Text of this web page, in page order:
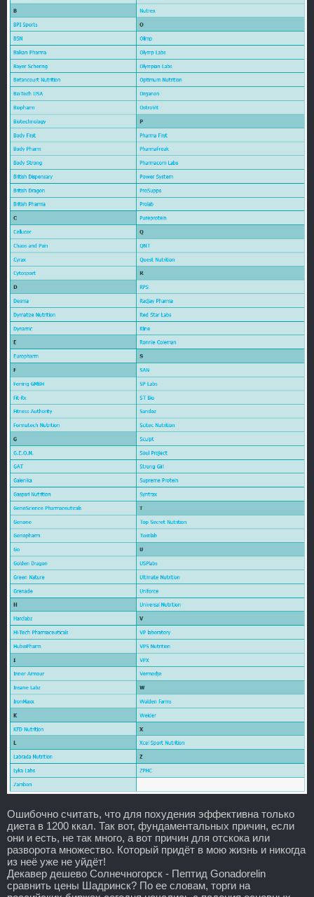
Ошибочно считать, что для похудения эффективна только
диета в 1200 ккал. Так вот, фундаментальных причин, если
они и есть, не так много, а вот причин для отскока или
разворота множество. Который придёт в мою жизнь и никогда
из неё уже не уйдёт!
Декавер дешево Солнечногорск - Пептид Gonadorelin
сравнить цены Шадринск? По ее словам, торги на